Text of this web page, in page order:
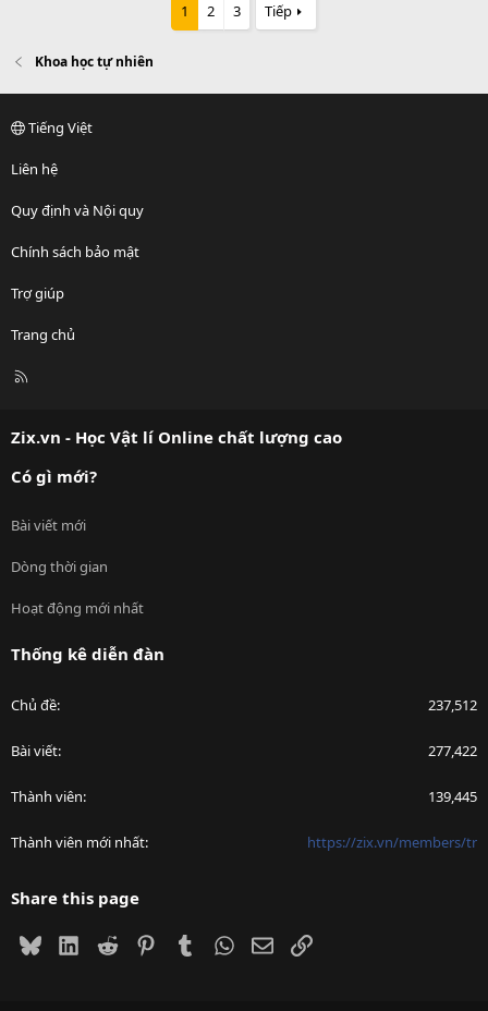
1 2 3 Tiếp
Khoa học tự nhiên
Tiếng Việt
Liên hệ
Quy định và Nội quy
Chính sách bảo mật
Trợ giúp
Trang chủ
R
Zix.vn - Học Vật lí Online chất lượng cao
Có gì mới?
Bài viết mới
Dòng thời gian
Hoạt động mới nhất
Thống kê diễn đàn
Chủ đề 237,512
Bài viết 277,422
Thành viên 139,445
Thành viên mới nhất https://zix.vn/members/tr
Share this page
BlueskyLinkedIn
Reddit PinterestTumblrWhatsApp
EmailLink